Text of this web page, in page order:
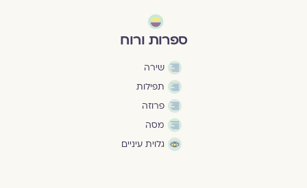
ספרות ורוח
שירה
תפילות
פרוזה
מסה
גלוית עיניים